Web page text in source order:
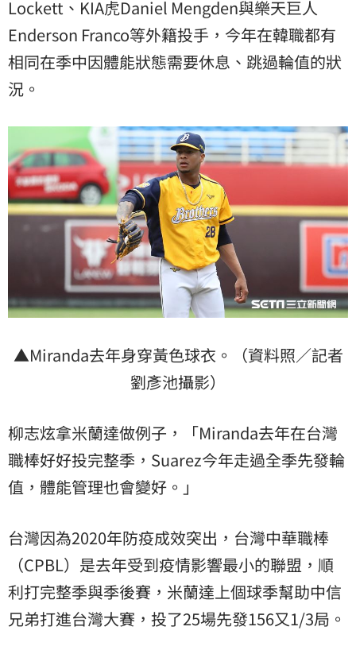
Lockett、KIA虎Daniel Mengden與樂天巨人
Enderson Franco等外籍投手，今年在韓職都有
相同在季中因體能狀態需要休息、跳過輪值的狀
況。
▲Miranda去年身穿黃色球衣。（資料照／記者
劉彥池攝影）
柳志炫拿米蘭達做例子，「Miranda去年在台灣
職棒好好投完整季，Suarez今年走過全季先發輪
值，體能管理也會變好。」
台灣因為2020年防疫成效突出，台灣中華職棒
（CPBL）是去年受到疫情影響最小的聯盟，順
利打完整季與季後賽，米蘭達上個球季幫助中信
兄弟打進台灣大賽，投了25場先發156又1/3局。